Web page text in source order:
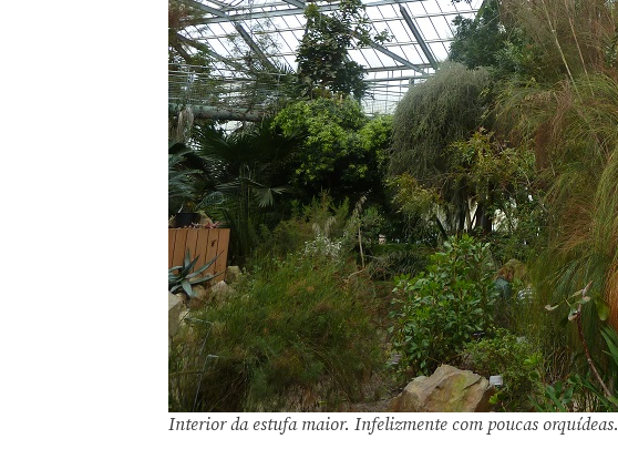
Interior da estufa maior. Infelizmente com poucas orquídeas.